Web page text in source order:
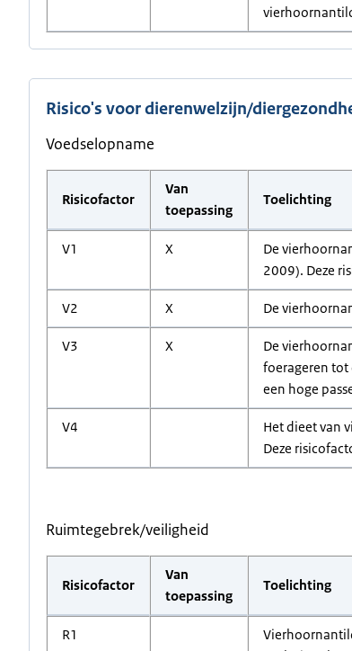
Risico's voor dierenwelzijn/
Voedselopname
Risicofactor
Van
toepassing
Toelichting
V1 X
De
2009). Deze
V2 X De
V3 X
De
foerageren tot
een hoge
V4
Het dieet van
Deze
Ruimtegebrek/veiligheid
Risicofactor
Van
toepassing
Toelichting
R1